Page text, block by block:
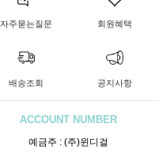
자주묻는질문 회원혜택
배송조회 공지사항
ACCOUNT NUMBER
예금주 : (주)윈디걸